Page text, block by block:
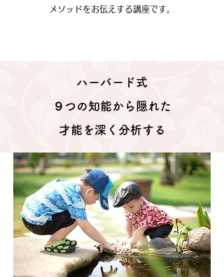
メソッドをお伝えする講座です。
ハーバード式
​９つの知能から隠れた
才能を深く分析する